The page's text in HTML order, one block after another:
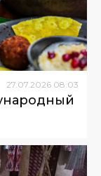
27.07.2026 08:03